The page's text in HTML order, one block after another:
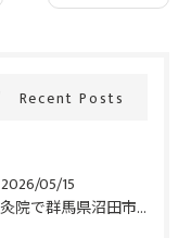
Recent Posts
2026/05/15
鍼灸院で群馬県沼田市の四十肩を根本から改善するための施術と通院回数のリアルガイド